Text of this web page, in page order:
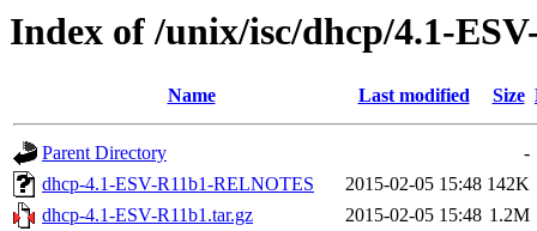
Index of /unix/isc/dhcp/4.1-
Name Last modified Size
Parent Directory
-
dhcp-4.1-ESV-R11b1-RELNOTES
2015-02-05 15:48 142K
dhcp-4.1-ESV-R11b1.tar.gz
2015-02-05 15:48 1.2M